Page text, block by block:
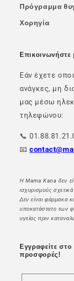
Πρόγραμμα
Χορηγία
Επικοινωνήστε
Εάν έχετε
ανάγκες, μη
μας μέσω
τηλεφώνου:
📞
📧
Η Mama Kana δεν
ισχυρισμούς
Δεν είναι φάρμακα
υποκατάστατο των
υγείας πριν
Εγγραφείτε στο
προσφορές!